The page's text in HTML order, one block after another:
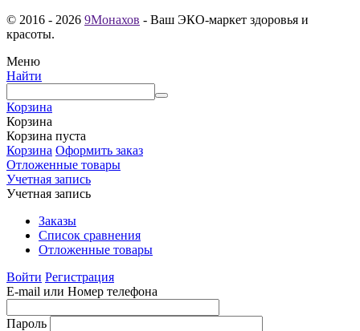
© 2016 - 2026 9Монахов - Ваш ЭКО-маркет здоровья и
красоты.
Меню
Найти
Корзина
Корзина
Корзина пуста
Корзина Оформить заказ
Отложенные товары
Учетная запись
Учетная запись
Заказы
Список сравнения
Отложенные товары
Войти Регистрация
E-mail или Номер телефона
Пароль